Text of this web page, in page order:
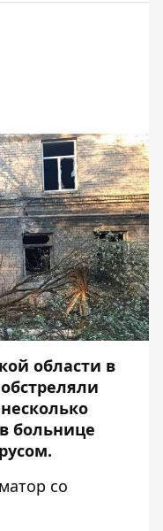
области в
обстреляли
больнице
со